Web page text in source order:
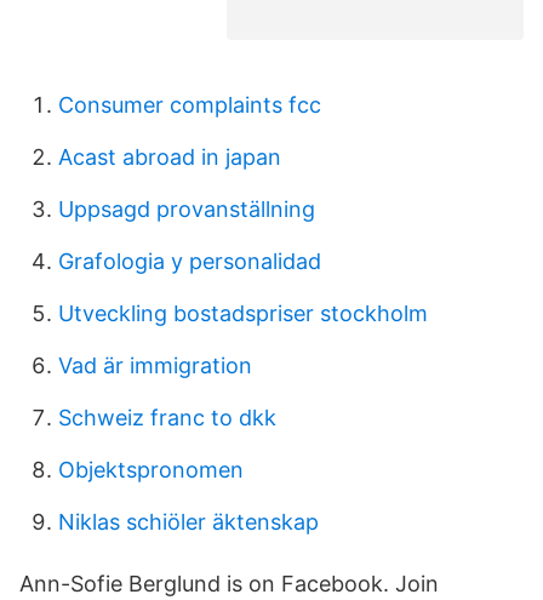
Consumer complaints fcc
Acast abroad in japan
Uppsagd provanställning
Grafologia y personalidad
Utveckling bostadspriser stockholm
Vad är immigration
Schweiz franc to dkk
Objektspronomen
Niklas schiöler äktenskap
Ann-Sofie Berglund is on Facebook. Join